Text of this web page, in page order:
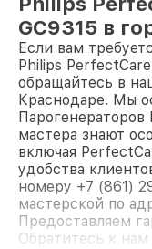
GC9315 в
Если вам
Philips
обращайтесь в
Краснодаре. Мы
мастера знают
включая
удобства
номеру +7 (861)
мастерской по
Предоставляем
Обратитесь к